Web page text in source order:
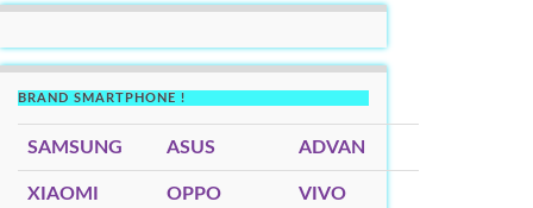
BRAND SMARTPHONE !
SAMSUNG ASUS ADVAN
XIAOMI OPPO VIVO